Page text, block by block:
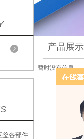
釜各部件
产品展示
暂时没有信息